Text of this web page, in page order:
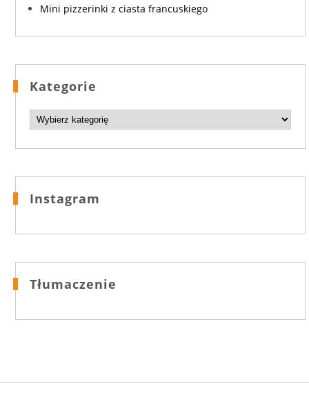
Mini pizzerinki z ciasta francuskiego
Kategorie
Kategorie
Instagram
Tłumaczenie